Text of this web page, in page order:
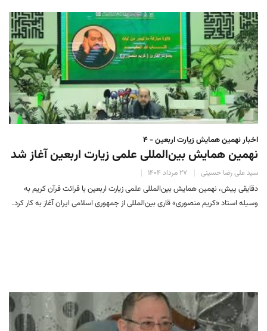
اخبار نهمین همایش زیارت اربعین - ۴
نهمین همایش بین‌المللی علمی زیارت اربعین آغاز شد
سید علی رضا حسینی ۲۷ مرداد ۱۴۰۴
دقایقی پیش، نهمین همایش بین‌المللی علمی زیارت اربعین با قرائت قرآن کریم به
وسیله استاد «کریم منصوری» قاری بین‌المللی از جمهوری اسلامی ایران آغاز به کار کرد.